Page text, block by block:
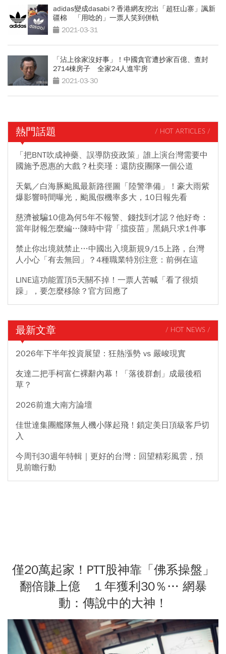
adidas變成dasabi？香港網友挖出「超狂山寨」諷新
疆棉 「用唸的」一票人笑到併軌
2021-03-31
「沾上徐家沒好事」！中國貪官遭抄家百億、查封
2714棟房子 全家24人進牢房
2021-03-30
熱門話題 / HOT ARTICLES /
「把BNT吹成神藥、誤導防疫政策」誰上演台灣需要中
國施予恩惠的大戲？杜奕瑾：還防疫團隊一個公道
天氣／白海豚颱風最新路徑圖「陸警準備」！豪大雨紫
爆影響時間曝光，颱風假機率多大，10日報先看
慈濟被騙10億為何5年不報警、錢找到才認？他好奇：
當年財報怎麼編…陳時中背「擋疫苗」黑鍋只求1件事
禁止你出境就禁止…中國出入境新規9/15上路，台灣
人小心「有去無回」？4種職業特別注意：前例在這
LINE這功能置頂5天關不掉！一票人苦喊「看了很煩
躁」，要怎麼移除？官方回應了
最新文章 / HOT NEWS /
2026年下半年投資展望：狂熱漲勢 vs 嚴峻現實
友達二把手柯富仁裸辭內幕！「落後群創」成最後稻
草？
2026前進大南方論壇
佳世達集團艦隊無人機小隊起飛！鎖定美日頂級客戶切
入
今周刊30週年特輯｜更好的台灣：回望精彩風雲，預
見前瞻行動
僅20萬起家！PTT股神靠「佛系操盤」
翻倍賺上億 １年獲利30％… 網暴
動：傳說中的大神！